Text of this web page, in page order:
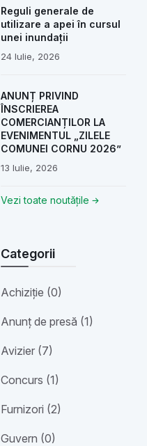
Reguli generale de
utilizare a apei în cursul
unei inundații
24 Iulie, 2026
ANUNȚ PRIVIND
ÎNSCRIEREA
COMERCIANȚILOR LA
EVENIMENTUL „ZILELE
COMUNEI CORNU 2026”
13 Iulie, 2026
Vezi toate noutățile
Categorii
Achiziție (0)
Anunț de presă (1)
Avizier (7)
Concurs (1)
Furnizori (2)
Guvern (0)